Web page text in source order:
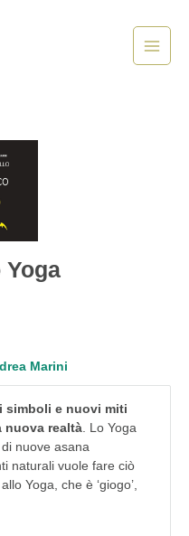
Main
Marini
simboli e nuovi miti
nuova realtà . Lo Yoga
nuove asana
naturali vuole fare ciò
Yoga, che è ‘giogo’,